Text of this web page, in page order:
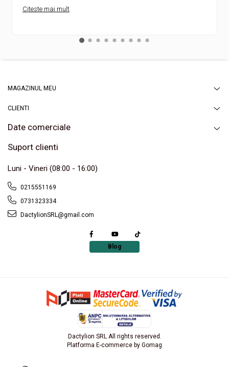
Citeste mai mult
MAGAZINUL MEU
CLIENTI
Date comerciale
Suport clienti
Luni - Vineri (08:00 - 16:00)
0215551169
0731323334
DactylionSRL@gmail.com
Blog
Dactylion SRL All rights reserved.
Platforma E-commerce by Gomag